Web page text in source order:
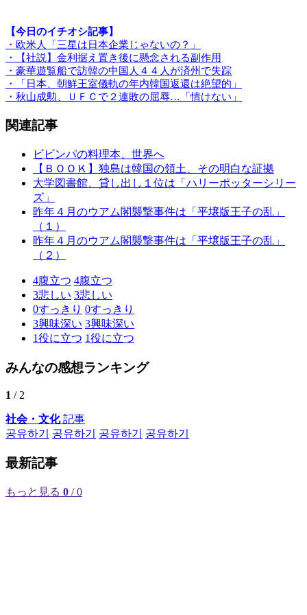
【今日のイチオシ記事】
・欧米人「三星は日本企業じゃないの？」
・【社説】金利据え置き後に懸念される副作用
・豪華遊覧船で訪韓の中国人４４人が済州で失踪
・「日本、朝鮮王室儀軌の年内韓国返還は絶望的」
・秋山成勲、ＵＦＣで２連敗の屈辱…「情けない」
関連記事
ビビンパの料理本、世界へ
【ＢＯＯＫ】独島は韓国の領土、その明白な証拠
大学図書館、貸し出し１位は「ハリーポッターシリー
ズ」
昨年４月のウアム閣襲撃事件は「平壌版王子の乱」
（１）
昨年４月のウアム閣襲撃事件は「平壌版王子の乱」
（２）
4腹立つ 4腹立つ
3悲しい 3悲しい
0すっきり 0すっきり
3興味深い 3興味深い
1役に立つ 1役に立つ
みんなの感想ランキング
1 / 2
社会・文化記事
공유하기
공유하기 공유하기 공유하기
最新記事
もっと見る 0 / 0